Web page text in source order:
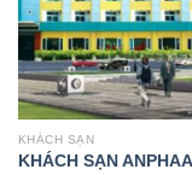
KHÁCH SẠN
KHÁCH SẠN